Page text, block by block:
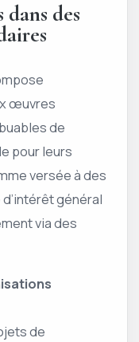
des
œuvres
de
pour leurs
versée à des
général
via des
de